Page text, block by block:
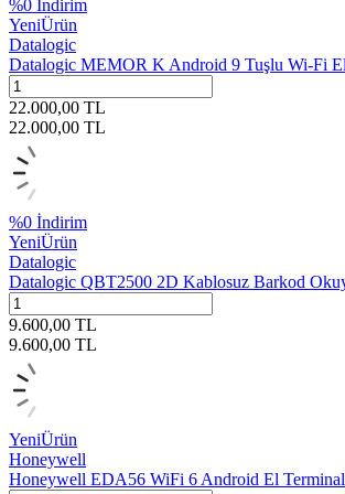
%0 İndirim
YeniÜrün
Datalogic
Datalogic MEMOR K Android 9 Tuşlu Wi-Fi
22.000,00 TL
22.000,00 TL
%0 İndirim
YeniÜrün
Datalogic
Datalogic QBT2500 2D Kablosuz Barkod
9.600,00 TL
9.600,00 TL
YeniÜrün
Honeywell
Honeywell EDA56 WiFi 6 Android El